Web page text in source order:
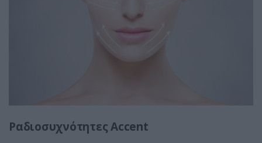
ΡαδιοσυχνότητεςAccent